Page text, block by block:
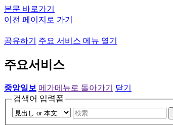
본문 바로가기
이전 페이지로 가기
공유하기 주요 서비스 메뉴 열기
주요서비스
중앙일보 메가메뉴로 돌아가기
닫기
검색어 입력폼